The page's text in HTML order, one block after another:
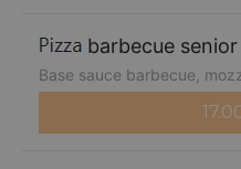
barbecue senior
Base sauce barbecue,